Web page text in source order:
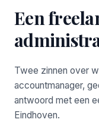
Een
Twee zinnen over
accountmanager,
antwoord met een
Eindhoven.